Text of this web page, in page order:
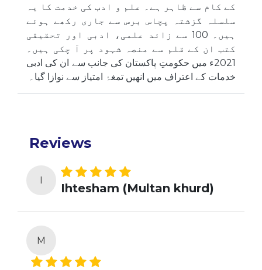
کے کام سے ظاہر ہے۔ علم و ادب کی خدمت کا یہ
سلسلہ گزشتہ پچاس برس سے جاری رکھے ہوئے
ہیں۔ 100 سے زائد علمی، ادبی اور تحقیقی
کتب ان کے قلم سے منصہ شہود پر آ چکی ہیں۔
2021ء میں حکومتِ پاکستان کی جانب سے ان کی ادبی
خدمات کے اعتراف میں انھیں تمغۂ امتیاز سے نوازا گیا۔
Reviews
I
Ihtesham (Multan khurd)
M